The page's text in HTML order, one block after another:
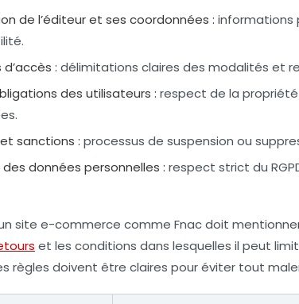
de l’éditeur et ses coordonnées : informations
: délimitations claires des modalités et
des utilisateurs : respect de la
sanctions : processus de suspension ou
données personnelles : respect strict du
site e-commerce comme Fnac doit
et les conditions dans lesquelles il peut
règles doivent être claires pour éviter tout